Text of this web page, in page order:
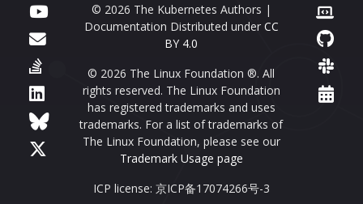
© 2026 The Kubernetes Authors |
Documentation Distributed under CC
BY 4.0
© 2026 The Linux Foundation ®. All
rights reserved. The Linux Foundation
has registered trademarks and uses
trademarks. For a list of trademarks of
The Linux Foundation, please see our
Trademark Usage page
ICP license: 京ICP备17074266号-3